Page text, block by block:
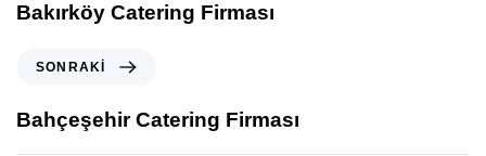
Bakırköy Catering Firması
SONRAKI
Bahçeşehir Catering Firması